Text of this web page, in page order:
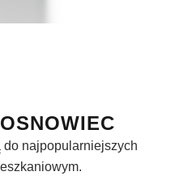
najpopularniejszych